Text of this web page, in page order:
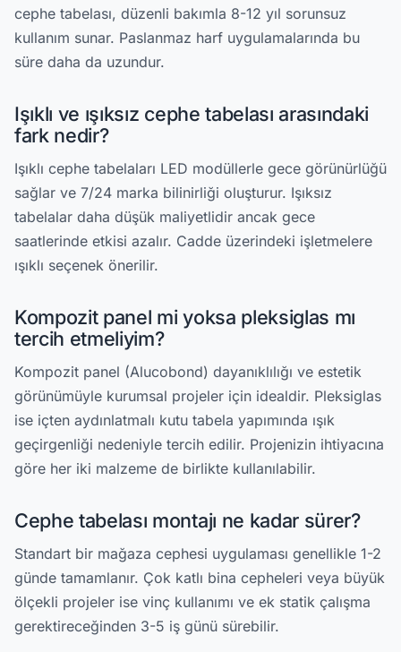
cephe tabelası, düzenli bakımla 8-12 yıl sorunsuz
kullanım sunar. Paslanmaz harf uygulamalarında bu
süre daha da uzundur.
Işıklı ve ışıksız cephe tabelası arasındaki
fark nedir?
Işıklı cephe tabelaları LED modüllerle gece görünürlüğü
sağlar ve 7/24 marka bilinirliği oluşturur. Işıksız
tabelalar daha düşük maliyetlidir ancak gece
saatlerinde etkisi azalır. Cadde üzerindeki işletmelere
ışıklı seçenek önerilir.
Kompozit panel mi yoksa pleksiglas mı
tercih etmeliyim?
Kompozit panel (Alucobond) dayanıklılığı ve estetik
görünümüyle kurumsal projeler için idealdir. Pleksiglas
ise içten aydınlatmalı kutu tabela yapımında ışık
geçirgenliği nedeniyle tercih edilir. Projenizin ihtiyacına
göre her iki malzeme de birlikte kullanılabilir.
Cephe tabelası montajı ne kadar sürer?
Standart bir mağaza cephesi uygulaması genellikle 1-2
günde tamamlanır. Çok katlı bina cepheleri veya büyük
ölçekli projeler ise vinç kullanımı ve ek statik çalışma
gerektireceğinden 3-5 iş günü sürebilir.